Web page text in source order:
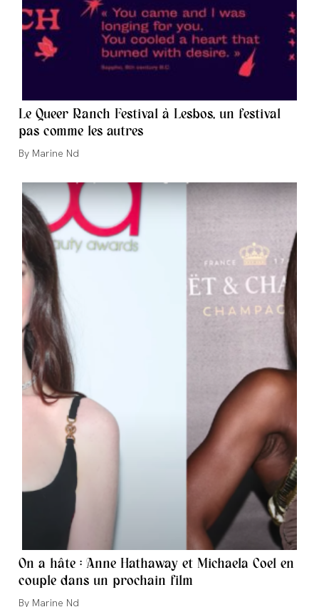
Le Queer Ranch Festival à Lesbos, un festival
pas comme les autres
Auteur/autrice
la
publication :
Marine Nd
On a hâte : Anne Hathaway et Michaela Coel en
couple dans un prochain film
Auteur/autrice
Marine Nd